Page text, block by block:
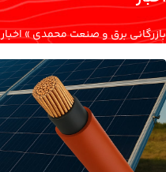
بازرگانی برق و صنعت محمدی»اخبار